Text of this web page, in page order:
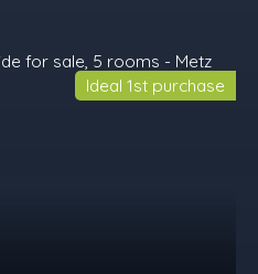
Ideal 1st purchase